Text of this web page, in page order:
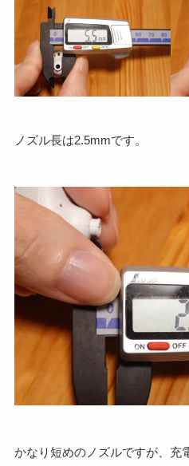
ノズル長は2.5mmです。
かなり短めのノズルですが、充